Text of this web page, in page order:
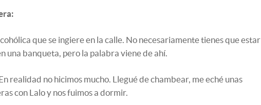
que se ingiere en la calle. No necesariamente tienes que estar
una banqueta, pero la palabra viene de ahí.
realidad no hicimos mucho. Llegué de chambear, me eché unas
con Lalo y nos fuimos a dormir.